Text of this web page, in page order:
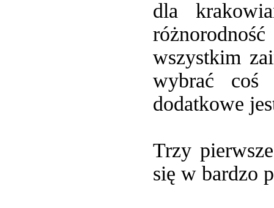
dla
wszystkim
wybrać coś
dodatkowe
Trzy
się w bardzo